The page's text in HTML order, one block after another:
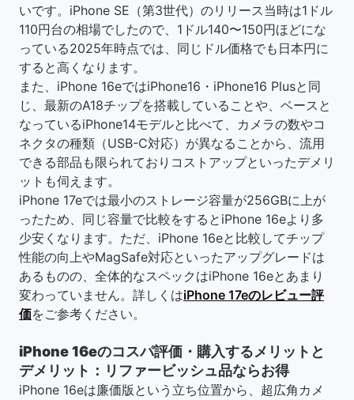
いです。iPhone SE（第3世代）のリリース当時は1ドル
110円台の相場でしたので、1ドル140〜150円ほどにな
っている2025年時点では、同じドル価格でも日本円に
すると高くなります。
また、iPhone 16eではiPhone16・iPhone16 Plusと同
じ、最新のA18チップを搭載していることや、ベースと
なっているiPhone14モデルと比べて、カメラの数やコ
ネクタの種類（USB-C対応）が異なることから、流用
できる部品も限られておりコストアップといったデメリ
ットも伺えます。
iPhone 17eでは最小のストレージ容量が256GBに上が
ったため、同じ容量で比較をするとiPhone 16eより多
少安くなります。ただ、iPhone 16eと比較してチップ
性能の向上やMagSafe対応といったアップグレードは
あるものの、全体的なスペックはiPhone 16eとあまり
変わっていません。詳しくはiPhone 17eのレビュー評
価をご参考ください。
iPhone 16eのコスパ評価・購入するメリットと
デメリット：リファービッシュ品ならお得
iPhone 16eは廉価版という立ち位置から、超広角カメ